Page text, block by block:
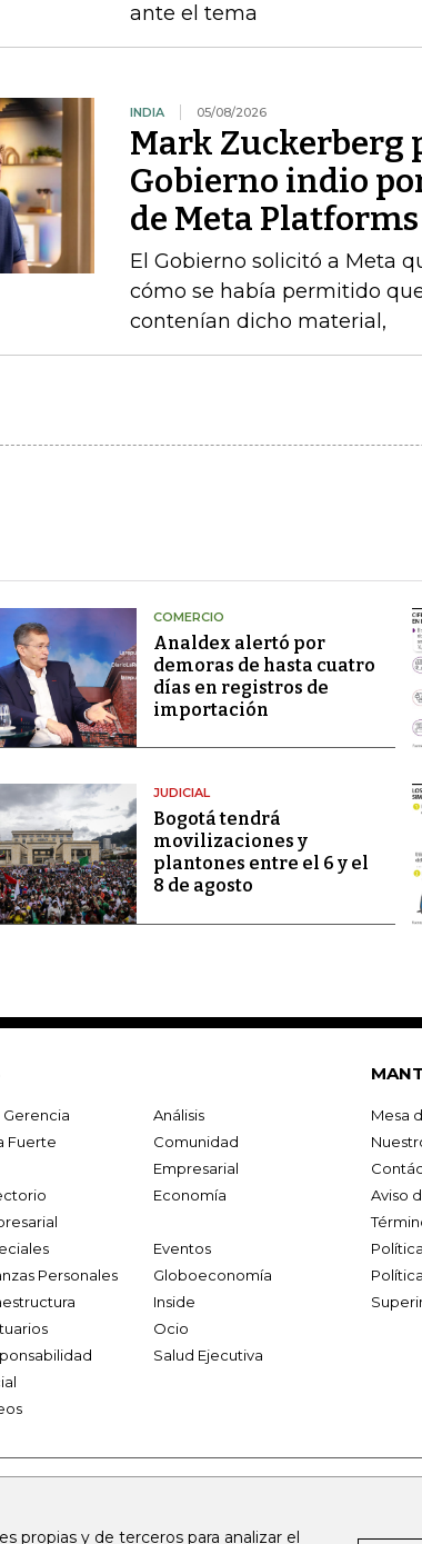
propias y de terceros para analizar el
ante el tema
INDIA 05/08/2026
Mark Zuckerberg
Gobierno indio
de Meta Platforms
El Gobierno solicitó a Meta
cómo se había permitido
contenían dicho material,
COMERCIO
Analdex alertó por
demoras de hasta cuatro
días en registros de
importación
JUDICIAL
Bogotá tendrá
movilizaciones y
plantones entre el 6 y el
8 de agosto
Gerencia
Análisis
Fuerte
Comunidad
Empresarial
Economía
Eventos
Personales
Globoeconomía
Inside
Ocio
Salud Ejecutiva
Mesa
Aviso
firmasdeabogados.com bolsaencolombia.com